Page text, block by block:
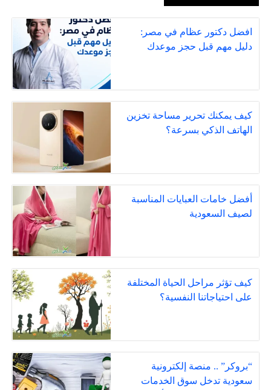
افضل دكتور عظام في مصر:
دليل مهم قبل حجز موعدك
كيف يمكنك تحرير مساحة تخزين
الهاتف الذكي بسرعة؟
أفضل خامات العبايات المناسبة
لصيف السعودية
كيف تؤثر مراحل الحياة المختلفة
على احتياجاتنا النفسية؟
“بروكر” .. منصة إلكترونية
سعودية تدخل سوق الخدمات